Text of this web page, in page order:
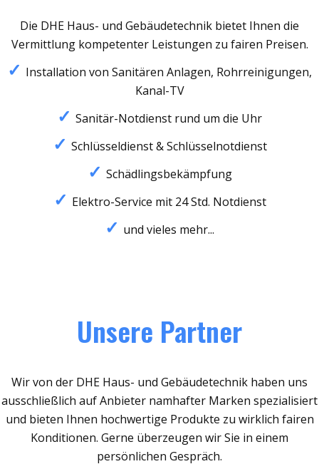
Die DHE Haus- und Gebäudetechnik bietet Ihnen die
Vermittlung kompetenter Leistungen zu fairen Preisen.
Installation von Sanitären Anlagen, Rohrreinigungen,
Kanal-TV
Sanitär-Notdienst rund um die Uhr
Schlüsseldienst & Schlüsselnotdienst
Schädlingsbekämpfung
Elektro-Service mit 24 Std. Notdienst
und vieles mehr...
Unsere Partner
Wir von der DHE Haus- und Gebäudetechnik haben uns
ausschließlich auf Anbieter namhafter Marken spezialisiert
und bieten Ihnen hochwertige Produkte zu wirklich fairen
Konditionen. Gerne überzeugen wir Sie in einem
persönlichen Gespräch.